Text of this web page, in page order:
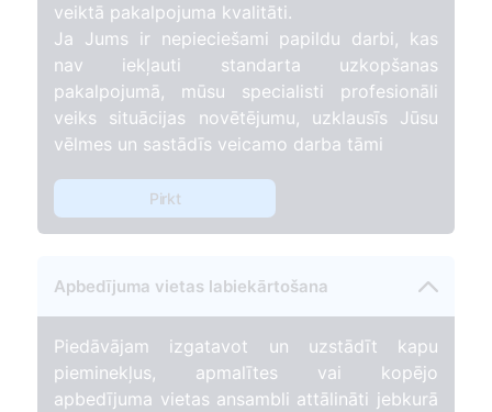
veiktā pakalpojuma kvalitāti.
Ja Jums ir nepieciešami papildu darbi, kas
nav iekļauti standarta uzkopšanas
pakalpojumā, mūsu specialisti profesionāli
veiks situācijas novētējumu, uzklausīs Jūsu
vēlmes un sastādīs veicamo darba tāmi
Pirkt
Apbedījuma vietas labiekārtošana
Piedāvājam izgatavot un uzstādīt kapu
pieminekļus, apmalītes vai kopējo
apbedījuma vietas ansambli attālināti jebkurā